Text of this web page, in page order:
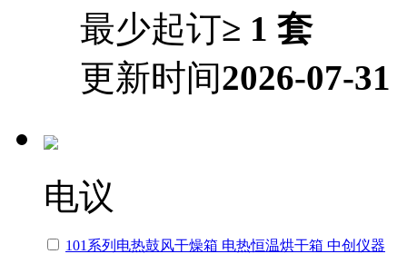
最少起订≥ 1 套
更新时间2026-07-31
电议
101系列电热鼓风干燥箱 电热恒温烘干箱 中创仪器